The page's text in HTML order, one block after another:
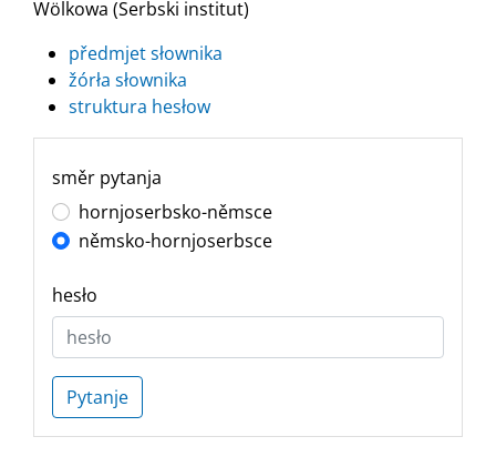
Wölkowa (Serbski institut)
předmjet słownika
žórła słownika
struktura hesłow
směr pytanja
hornjoserbsko-němsce
němsko-hornjoserbsce
hesło
Pytanje